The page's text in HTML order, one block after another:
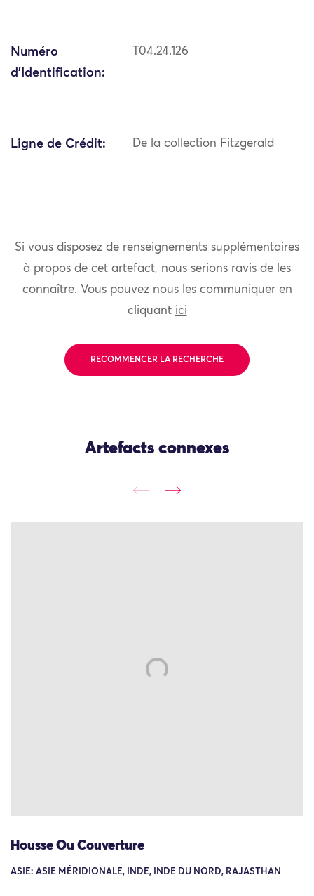
Numéro
d'Identification:
T04.24.126
Ligne de Crédit: De la collection Fitzgerald
Si vous disposez de renseignements supplémentaires
à propos de cet artefact, nous serions ravis de les
connaître. Vous pouvez nous les communiquer en
cliquant ici
RECOMMENCER LA RECHERCHE
Artefacts connexes
Housse Ou Couverture
ASIE: ASIE MÉRIDIONALE, INDE, INDE DU NORD, RAJASTHAN